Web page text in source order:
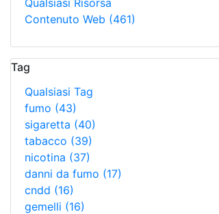
Qualsiasi Risorsa
Contenuto Web (461)
Tag
Qualsiasi Tag
fumo (43)
sigaretta (40)
tabacco (39)
nicotina (37)
danni da fumo (17)
cndd (16)
gemelli (16)